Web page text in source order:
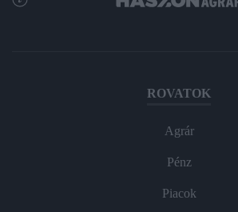
ROVATOK
Agrár
Pénz
Piacok